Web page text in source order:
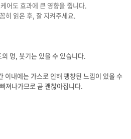
어도 효과에 큰 영향을 줍니다.
히 읽은 후, 잘 지켜주세요.
멍, 붓기는 있을 수 있습니다.
이내에는 가스로 인해 팽창된 느낌이 있을 수
져나가므로 곧 괜찮아집니다.